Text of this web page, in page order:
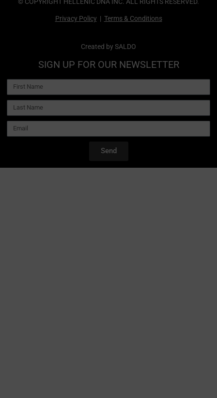
Privacy Policy | Terms & Conditions
Created by SALDO
SIGN UP FOR OUR NEWSLETTER
Send